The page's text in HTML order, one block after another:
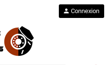
person Connexion